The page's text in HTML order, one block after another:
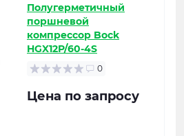
Полугерметичный
поршневой
компрессор Bock
HGX12P/60-4S
0
Цена по запросу